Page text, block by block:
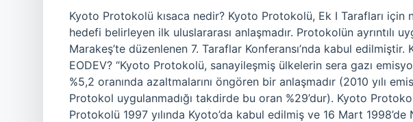
Kyoto Protokolü kısaca nedir? Kyoto Protokolü, Ek I Tarafları
hedefi belirleyen ilk uluslararası anlaşmadır. Protokolün ayrıntılı
Marakeş’te düzenlenen 7. Taraflar Konferansı’nda kabul
EODEV? “Kyoto Protokolü, sanayileşmiş ülkelerin sera gazı
%5,2 oranında azaltmalarını öngören bir anlaşmadır (2010 yılı
Protokol uygulanmadığı takdirde bu oran %29’dur). Kyoto
Protokolü 1997 yılında Kyoto’da kabul edilmiş ve 16 Mart 1998’de